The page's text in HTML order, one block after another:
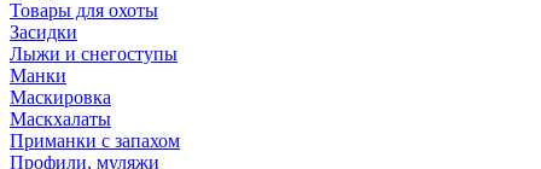
Товары для охоты
Засидки
Лыжи и снегоступы
Манки
Маскировка
Маскхалаты
Приманки с запахом
Профили, муляжи